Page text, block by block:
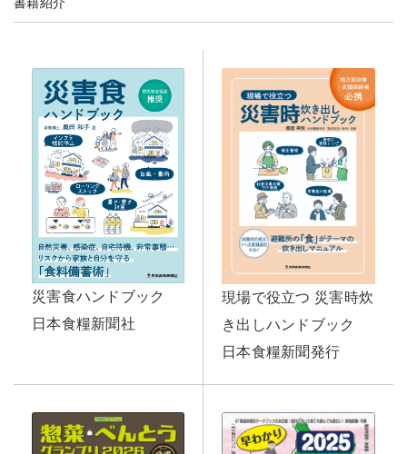
災害食ハンドブック
日本食糧新聞社
現場で役立つ 災害時炊
き出しハンドブック
日本食糧新聞発行